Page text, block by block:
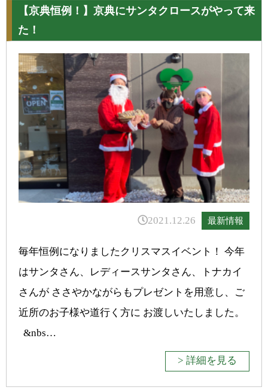
【京典恒例！】京典にサンタクロースがやって来
た！
2021.12.26 最新情報
毎年恒例になりましたクリスマスイベント！ 今年
はサンタさん、レディースサンタさん、トナカイ
さんが ささやかながらもプレゼントを用意し、ご
近所のお子様や道行く方に お渡しいたしました。
&nbs…
> 詳細を見る